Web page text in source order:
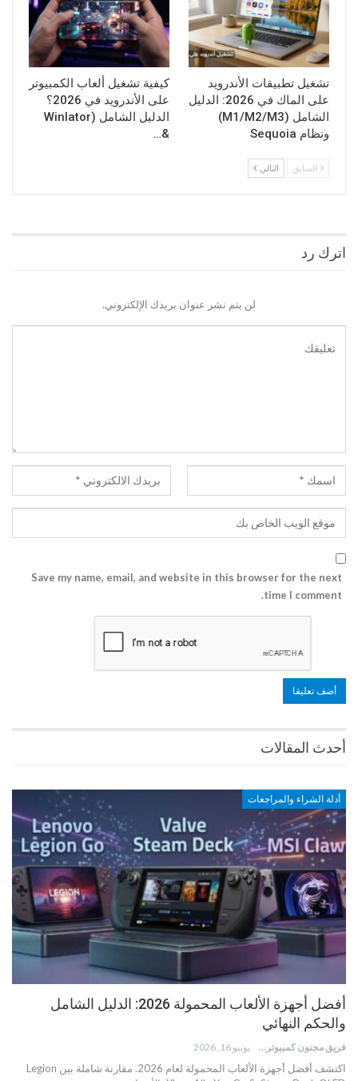
تشغيل تطبيقات الأندرويد
على الماك في 2026: الدليل
الشامل (M1/M2/M3)
ونظام Sequoia
كيفية تشغيل ألعاب الكمبيوتر
على الأندرويد في 2026؟
الدليل الشامل (Winlator
&…
السابق التالي
اترك رد
لن يتم نشر عنوان بريدك الإلكتروني.
Save my name, email, and website in this browser for the next
time I comment.
أحدث المقالات
أدلة الشراء والمراجعات
أفضل أجهزة الألعاب المحمولة 2026: الدليل الشامل
والحكم النهائي
فريق مجنون كمبيوتر يونيو 16, 2026
اكتشف أفضل أجهزة الألعاب المحمولة لعام 2026. مقارنة شاملة بين Legion